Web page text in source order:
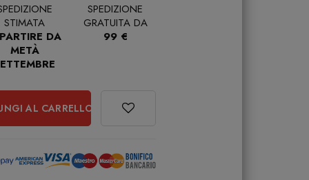
STIMATA
DA
METÀ
SPEDIZIONE
GRATUITA DA
99 €
AL CARRELLO